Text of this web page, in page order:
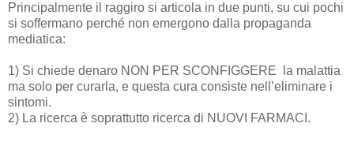
Principalmente il raggiro si articola in due punti, su cui pochi
si soffermano perché non emergono dalla propaganda
mediatica:
1) Si chiede denaro NON PER SCONFIGGERE la malattia
ma solo per curarla, e questa cura consiste nell’eliminare i
sintomi.
2) La ricerca è soprattutto ricerca di NUOVI FARMACI.